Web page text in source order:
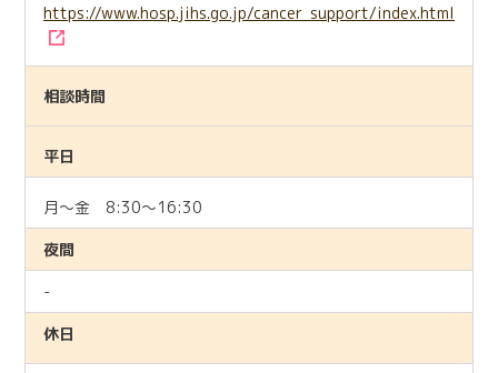
https://www.hosp.jihs.go.jp/cancer_support/index.html
相談時間
平日
月～金 8:30～16:30
夜間
-
休日